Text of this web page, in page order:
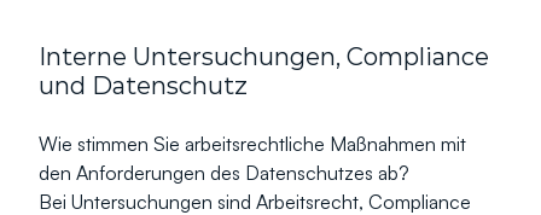
Interne Untersuchungen, Compliance
und Datenschutz
Wie stimmen Sie arbeitsrechtliche Maßnahmen mit
den Anforderungen des Datenschutzes ab?
Bei Untersuchungen sind Arbeitsrecht, Compliance